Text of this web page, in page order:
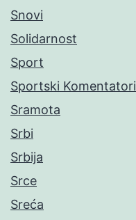
Snovi
Solidarnost
Sport
Sportski Komentatori
Sramota
Srbi
Srbija
Srce
Sreća